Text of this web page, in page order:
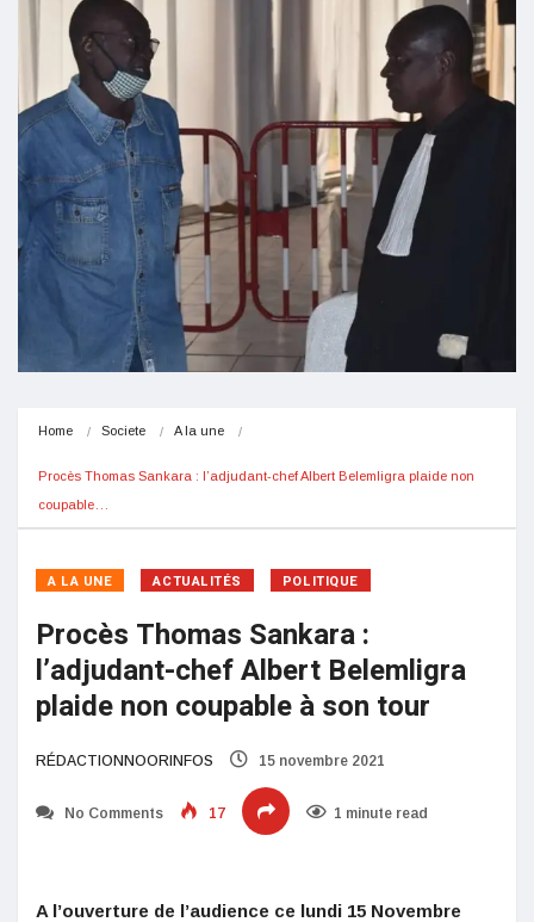
Home Societe A la une
Procès Thomas Sankara : l’adjudant-chef Albert Belemligra plaide non
coupable…
A LA UNE ACTUALITÉS POLITIQUE
Procès Thomas Sankara :
l’adjudant-chef Albert Belemligra
plaide non coupable à son tour
RÉDACTIONNOORINFOS 15 novembre 2021
No Comments 17 1 minute read
A l’ouverture de l’audience ce lundi 15 Novembre